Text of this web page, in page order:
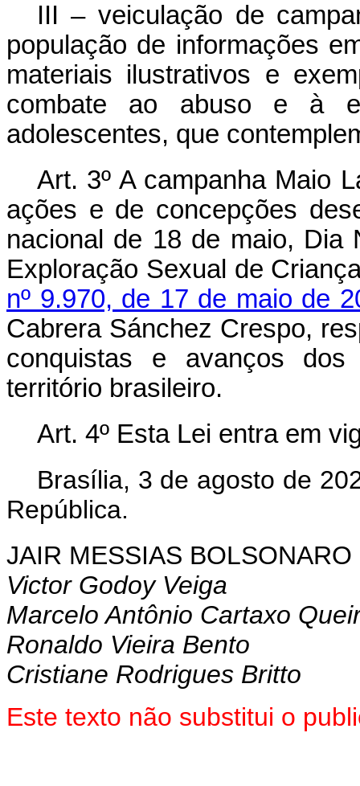
III – veiculação de
população de informações
materiais ilustrativos e
combate ao abuso e à
adolescentes, que
Art. 3º A campanha Maio
ações e de concepções
nacional de 18 de maio, Dia
Exploração Sexual de
nº 9.970, de 17 de maio de
Cabrera Sánchez Crespo,
conquistas e avanços
território brasileiro.
Art. 4º Esta Lei entra em
Brasília, 3 de agosto de
República.
JAIR MESSIAS BOLSONARO
Victor Godoy Veiga
Marcelo Antônio Cartaxo
Ronaldo Vieira Bento
Cristiane Rodrigues Britto
Este texto não substitui o